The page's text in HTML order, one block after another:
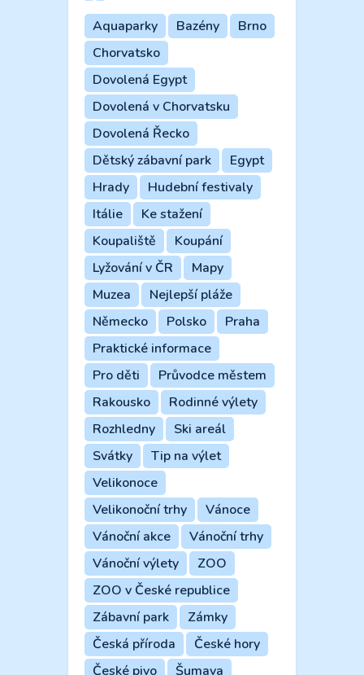
Aquaparky Bazény
Brno
Chorvatsko
Dovolená Egypt
Dovolená v Chorvatsku
Dovolená Řecko
Dětský zábavní park
Egypt
Hrady
Hudební festivaly
Itálie
Ke stažení
Koupaliště
Koupání
Lyžování v ČR
Mapy
Muzea
Nejlepší pláže
Německo
Polsko
Praha
Praktické informace
Pro děti
Průvodce městem
Rakousko
Rodinné výlety
Rozhledny
Ski areál
Svátky
Tip na výlet
Velikonoce
Velikonoční trhy
Vánoce
Vánoční akce
Vánoční trhy
Vánoční výlety
ZOO
ZOO v České republice
Zábavní park
Zámky
Česká příroda
České hory
České pivo
Šumava